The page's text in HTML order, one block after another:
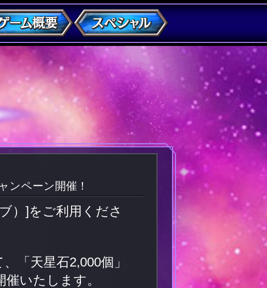
ンペーン開催！
）]をご利用くださ
「天星石2,000個」
いたします。